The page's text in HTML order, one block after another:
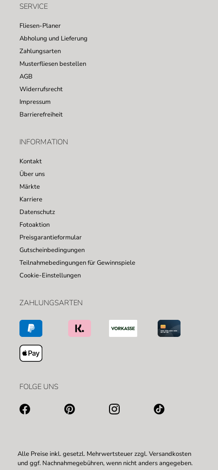
SERVICE
Fliesen-Planer
Abholung und Lieferung
Zahlungsarten
Musterfliesen bestellen
AGB
Widerrufsrecht
Impressum
Barrierefreiheit
INFORMATION
Kontakt
Über uns
Märkte
Karriere
Datenschutz
Fotoaktion
Preisgarantieformular
Gutscheinbedingungen
Teilnahmebedingungen für Gewinnspiele
Cookie-Einstellungen
ZAHLUNGSARTEN
FOLGE UNS
Alle Preise inkl. gesetzl. Mehrwertsteuer zzgl.Versandkosten
und ggf. Nachnahmegebühren, wenn nicht anders angegeben.